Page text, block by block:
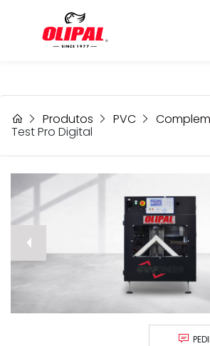
Rentabilize a
Produtos PVC
Test Pro Digital